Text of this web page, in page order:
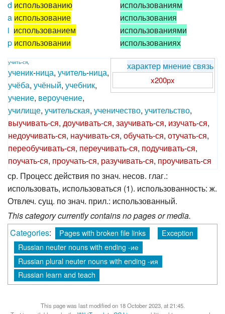
d использованию
a использование
i использованием
p использовании
использованиям
использования
использованиями
использованиях
характер мнениесвязь
x200px
учить-ся,
ученик-ница, учитель-ница,
учёба, учёный, учебник,
учение, вероучение,
училище, учительская, ученичество, учительство,
выучивать-ся, доучивать-ся, заучивать-ся, изучать-ся,
недоучивать-ся, научивать-ся, обучать-ся, отучать-ся,
переобучивать-ся, переучивать-ся, подучивать-ся,
поучать-ся, проучать-ся, разучивать-ся, проучивать-ся
ср. Процесс действия по знач. несов. глаг.:
использовать, использоваться (1). использованность: ж.
Отвлеч. сущ. по знач. прил.: использованный.
This category currently contains no pages or media.
Categories: Pages with broken file links
Exception
Russian neuter nouns with ending -ие
Russian plural neuter nouns with ending -ия
Russian learn and teach
This page was last modified on 18 October 2023, at 21:45.